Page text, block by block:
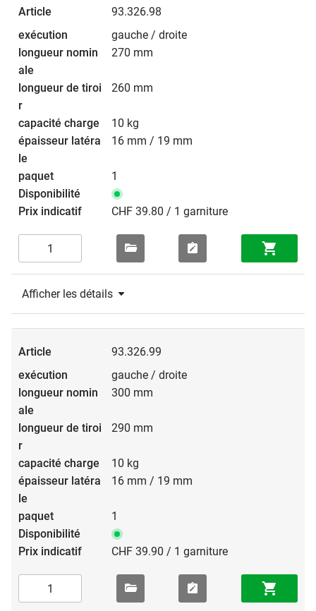
93.326.98
gauche / droite
270 mm
260 mm
10 kg
16 mm / 19 mm
1
CHF 39.80 / 1 garniture
Afficher les détails
93.326.99
gauche / droite
300 mm
290 mm
10 kg
16 mm / 19 mm
1
CHF 39.90 / 1 garniture